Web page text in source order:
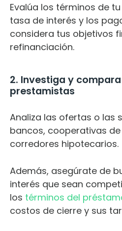
Evalúa los términos de
tasa de interés y los
considera tus objetivos
refinanciación.
2. Investiga y
prestamistas
Analiza las ofertas o las
bancos, cooperativas
corredores hipotecarios.
Además, asegúrate de
interés que sean
los términos del
costos de cierre y sus